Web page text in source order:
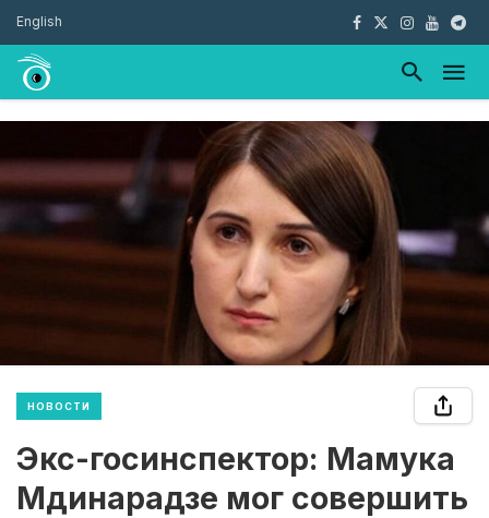
English
НОВОСТИ
Экс-госинспектор: Мамука
Мдинарадзе мог совершить